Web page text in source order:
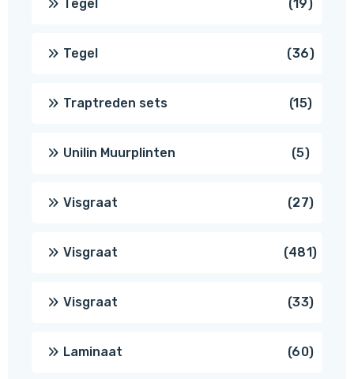
Tegel 19 19
Tegel 3636
Traptreden sets 1515
Unilin Muurplinten 55
Visgraat 2727
Visgraat 481481
Visgraat 3333
Laminaat 6060